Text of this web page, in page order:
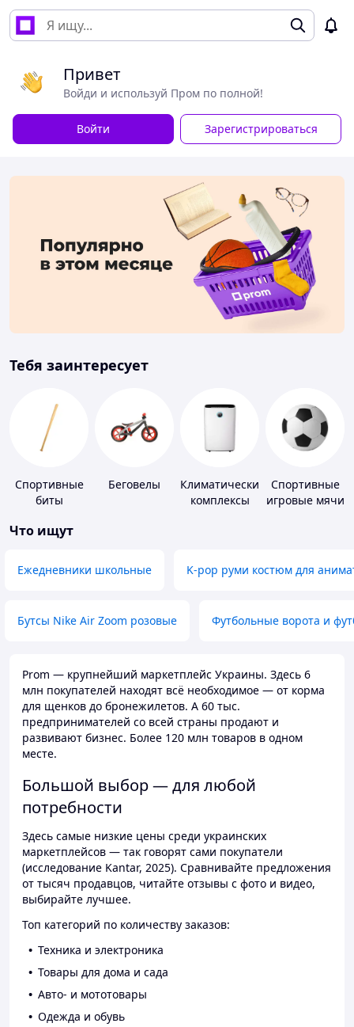
Привет
Войди и используй Пром по полной!
Войти Зарегистрироваться
Тебя заинтересует
Спортивные
биты
Беговелы
Климатические
комплексы
Спортивные
игровые мячи
Что ищут
Ежедневники школьные K-pop руми костюм для
Бутсы Nike Air Zoom розовые Футбольные ворота и
Prom — крупнейший маркетплейс Украины. Здесь 6
млн покупателей находят всё необходимое — от корма
для щенков до бронежилетов. А 60 тыс.
предпринимателей со всей страны продают и
развивают бизнес. Более 120 млн товаров в одном
месте.
Большой выбор — для любой
потребности
Здесь самые низкие цены среди украинских
маркетплейсов — так говорят сами покупатели
(исследование Kantar, 2025). Сравнивайте предложения
от тысяч продавцов, читайте отзывы с фото и видео,
выбирайте лучшее.
Топ категорий по количеству заказов:
Техника и электроника
Товары для дома и сада
Авто- и мототовары
Одежда и обувь